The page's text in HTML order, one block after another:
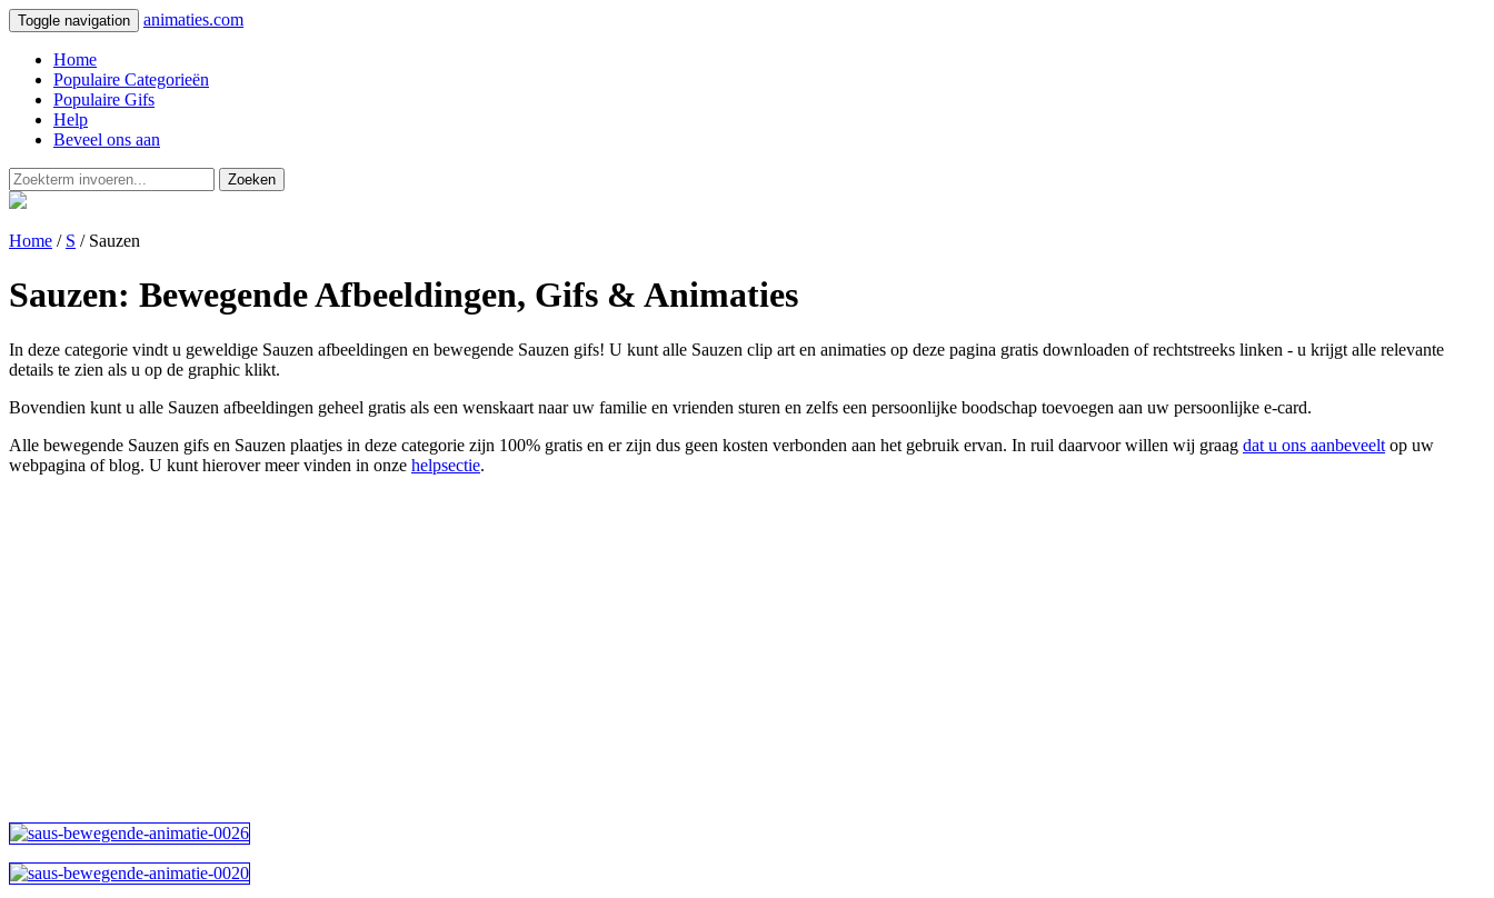
Toggle navigation animaties.com
Home
Populaire Categorieën
Populaire Gifs
Help
Beveel ons aan
Zoeken
Home / S / Sauzen
Sauzen: Bewegende Afbeeldingen, Gifs & Animaties
In deze categorie vindt u geweldige Sauzen afbeeldingen en bewegende Sauzen gifs! U kunt alle Sauzen clip art en animaties op deze pagina gratis downloaden of rechtstreeks linken - u krijgt alle relevante
details te zien als u op de graphic klikt.
Bovendien kunt u alle Sauzen afbeeldingen geheel gratis als een wenskaart naar uw familie en vrienden sturen en zelfs een persoonlijke boodschap toevoegen aan uw persoonlijke e-card.
Alle bewegende Sauzen gifs en Sauzen plaatjes in deze categorie zijn 100% gratis en er zijn dus geen kosten verbonden aan het gebruik ervan. In ruil daarvoor willen wij graag dat u ons aanbeveelt op uw
webpagina of blog. U kunt hierover meer vinden in onze helpsectie.